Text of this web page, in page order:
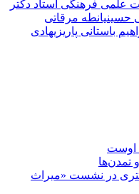
علمی فرهنگی استاد دکتر
طه مرقاتی
باستانی پاریزیهادی
اوست
تمدن‌ها
در نشست «میراث